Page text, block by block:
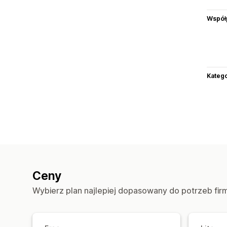
Ceny
Wybierz plan najlepiej dopasowany do potrzeb